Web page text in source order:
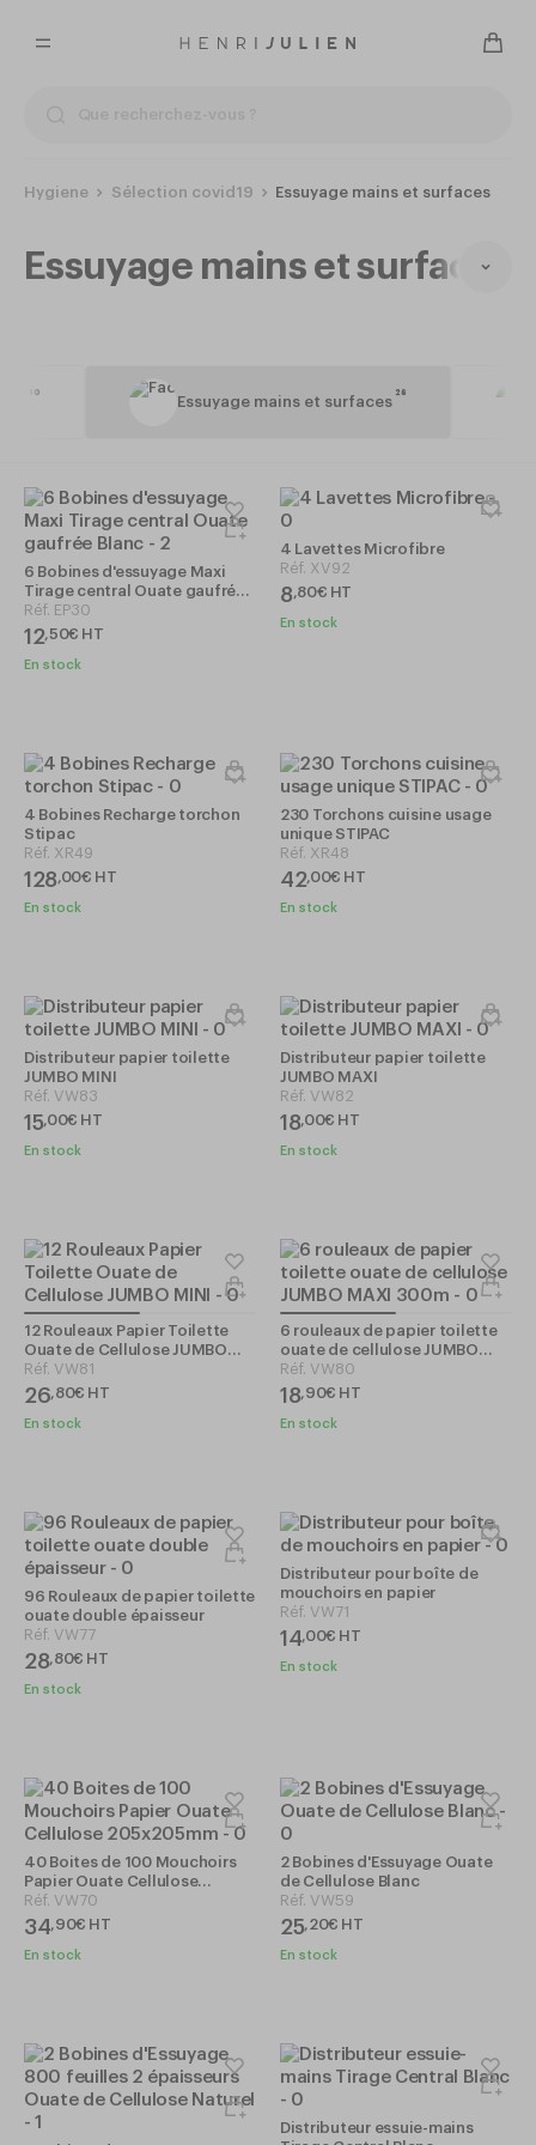
Hygiene Sélection covid19 Essuyage mains et surfaces
Essuyage mains et surfaces
30 Essuyage mains et surfaces 26
6 Bobines d'essuyage Maxi
Tirage central Ouate gaufrée
Blanc
Réf. EP30
12,50€ HT
En stock
4 Lavettes Microfibre
Réf. XV92
8,80€ HT
En stock
4 Bobines Recharge torchon
Stipac
Réf. XR49
128,00€ HT
En stock
230 Torchons cuisine usage
unique STIPAC
Réf. XR48
42,00€ HT
En stock
Distributeur papier toilette
JUMBO MINI
Réf. VW83
15,00€ HT
En stock
Distributeur papier toilette
JUMBO MAXI
Réf. VW82
18,00€ HT
En stock
12 Rouleaux Papier Toilette
Ouate de Cellulose JUMBO
MINI
Réf. VW81
26,80€ HT
En stock
6 rouleaux de papier toilette
ouate de cellulose JUMBO
MAXI 300m
Réf. VW80
18,90€ HT
En stock
96 Rouleaux de papier toilette
ouate double épaisseur
Réf. VW77
28,80€ HT
En stock
Distributeur pour boîte de
mouchoirs en papier
Réf. VW71
14,00€ HT
En stock
40 Boites de 100 Mouchoirs
Papier Ouate Cellulose
205x205mm
Réf. VW70
34,90€ HT
En stock
2 Bobines d'Essuyage Ouate
de Cellulose Blanc
Réf. VW59
25,20€ HT
En stock
Distributeur essuie-mains